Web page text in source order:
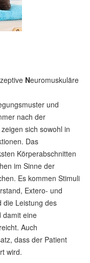
Neuromuskuläre
und
nach der
sich sowohl in
Das
Körperabschnitten
im Sinne der
Es kommen Stimuli
Extero- und
die Leistung des
damit eine
Auch
dass der Patient
wird.